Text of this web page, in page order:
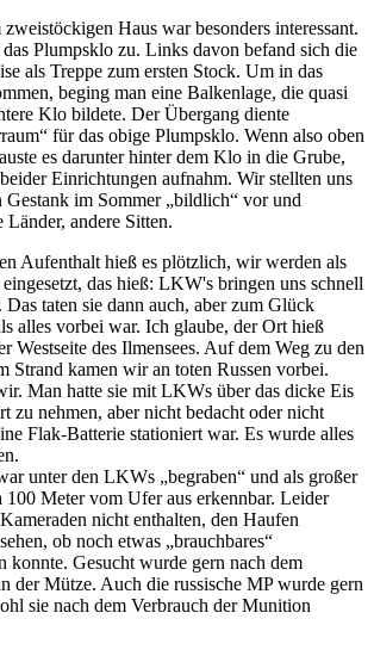
Haus war besonders interessant.
Plumpsklo zu. Links davon befand sich die
als Treppe zum ersten Stock. Um in das
beging man eine Balkenlage, die quasi
Klo bildete. Der Übergang diente
für das obige Plumpsklo. Wenn also oben
es darunter hinter dem Klo in die Grube,
Einrichtungen aufnahm. Wir stellten uns
im Sommer bildlich
vor und
Länder, andere Sitten.
Aufenthalt hieß es plötzlich, wir werden als
das hieß: LKW's bringen uns schnell
taten sie dann auch, aber zum Glück
alles vorbei war. Ich glaube, der Ort hieß
Westseite des Ilmensees. Auf dem Weg zu den
Strand kamen wir an toten Russen vorbei.
Man hatte sie mit LKWs über das dicke Eis
zu nehmen, aber nicht bedacht oder nicht
Flak-Batterie stationiert war. Es wurde alles
unter den LKWs begraben
und als großer
100 Meter vom Ufer aus erkennbar. Leider
nicht enthalten, den Haufen
ob noch etwas
brauchbares
konnte. Gesucht wurde gern nach dem
der Mütze. Auch die russische MP wurde gern
sie nach dem Verbrauch der Munition